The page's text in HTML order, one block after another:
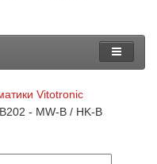
Vitotronic
- MW-B / HK-B